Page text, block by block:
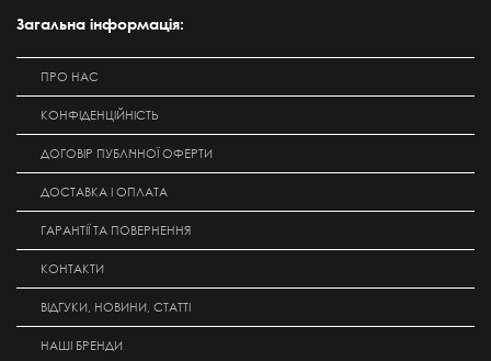
Загальна інформація:
ПРО НАС
КОНФІДЕНЦІЙНІСТЬ
ДОГОВІР ПУБЛІЧНОЇ ОФЕРТИ
ДОСТАВКА І ОПЛАТА
ГАРАНТІЇ ТА ПОВЕРНЕННЯ
КОНТАКТИ
ВІДГУКИ, НОВИНИ, СТАТТІ
НАШІ БРЕНДИ